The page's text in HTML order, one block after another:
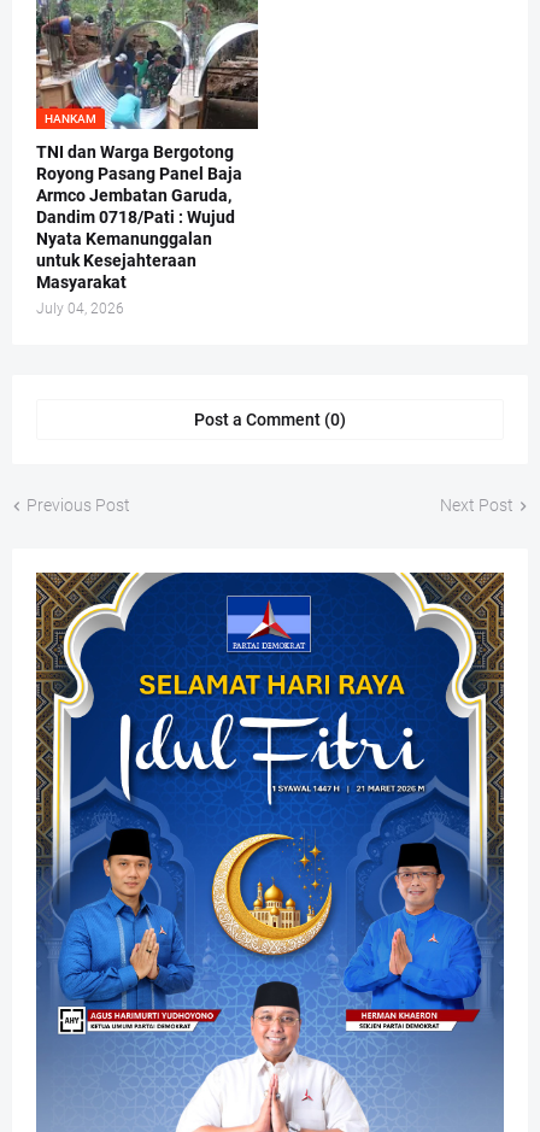
HANKAM
TNI dan Warga Bergotong
Royong Pasang Panel Baja
Armco Jembatan Garuda,
Dandim 0718/Pati : Wujud
Nyata Kemanunggalan
untuk Kesejahteraan
Masyarakat
July 04, 2026
Post a Comment (0)
Previous Post Next Post